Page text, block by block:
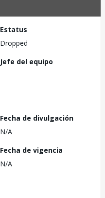
Estatus
Dropped
Jefe del equipo
Fecha de divulgación
N/A
Fecha de vigencia
N/A